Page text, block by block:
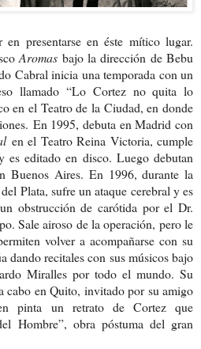
presentarse en éste mítico lugar.
Aromas bajo la dirección de Bebu
Cabral inicia una temporada con un
llamado “Lo Cortez no quita lo
en el Teatro de la Ciudad, en donde
En 1995, debuta en Madrid con
en el Teatro Reina Victoria, cumple
es editado en disco. Luego debutan
Buenos Aires.En 1996, durante la
Plata, sufre un ataque cerebral y es
obstrucción de carótida por el Dr.
Sale airoso de la operación, pero le
volver a acompañarse con su
dando recitales con sus músicos bajo
Miralles por todo el mundo. Su
cabo en Quito, invitado por su amigo
pinta un retrato de Cortez que
Hombre”, obra póstuma del gran